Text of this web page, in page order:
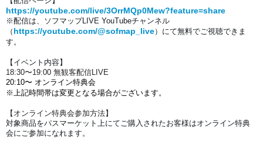
https://youtube.com/live/3OrrMQp0Mew?feature=share
※配信は、
ソフマップLIVE YouTubeチャンネル
（ https://youtube.com/@sofmap_live）にて無料でご視聴できま
す。
【イベント内容】
18:30〜19:00 無観客配信LIVE
20:10〜 オンライン特典会
※上記時間帯は変更となる場合がございます。
【オンライン特典会参加方法】
対象商品をパスマーケット上にてご購入されたお客様はオンライン特典
会にご参加になれます。